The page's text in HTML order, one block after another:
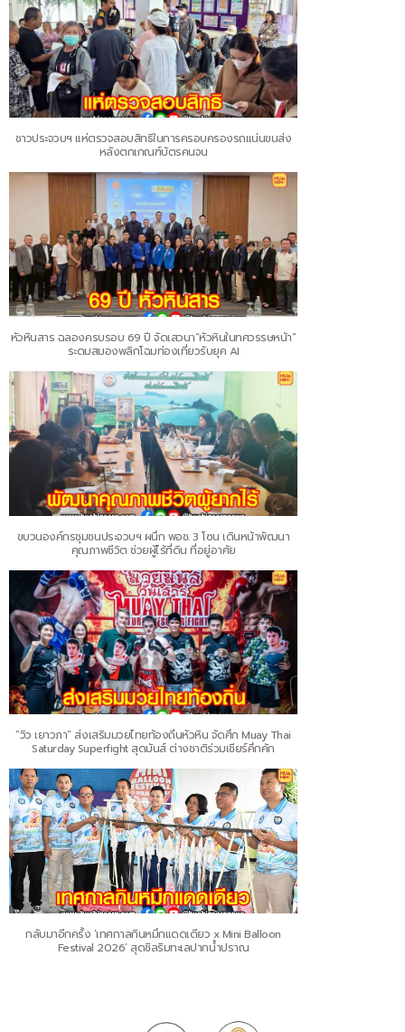
ชาวประจวบฯ แห่ตรวจสอบสิทธิในการครอบครองรถแน่นขนส่ง
หลังตกเกณฑ์บัตรคนจน
หัวหินสาร ฉลองครบรอบ 69 ปี จัดเสวนา“หัวหินในทศวรรษหน้า”
ระดมสมองพลิกโฉมท่องเที่ยวรับยุค AI
ขบวนองค์กรชุมชนประจวบฯ ผนึก พอช. 3 โซน เดินหน้าพัฒนา
คุณภาพชีวิต ช่วยผู้ไร้ที่ดิน ที่อยู่อาศัย
“วิว เยาวภา” ส่งเสริมมวยไทยท้องถิ่นหัวหิน จัดศึก Muay Thai
Saturday Superfight สุดมันส์ ต่างชาติร่วมเชียร์คึกคัก
กลับมาอีกครั้ง ‘เทศกาลกินหมึกแดดเดียว x Mini Balloon
Festival 2026’ สุดชิลริมทะเลปากน้ำปราณ